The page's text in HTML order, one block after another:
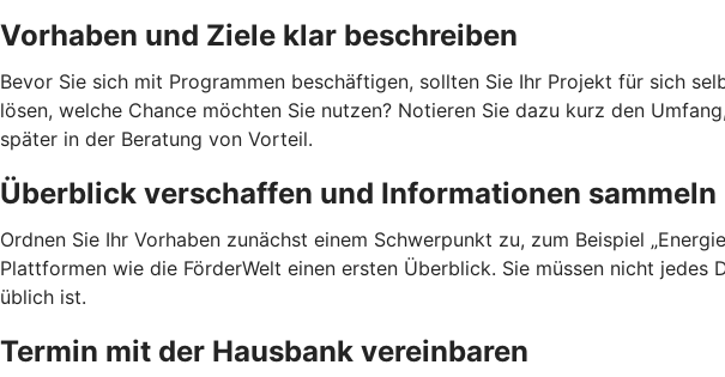
Vorhaben und Ziele klar beschreiben
Bevor Sie sich mit Programmen beschäftigen, sollten Sie Ihr Projekt für sich
lösen, welche Chance möchten Sie nutzen? Notieren Sie dazu kurz den
später in der Beratung von Vorteil.
Überblick verschaffen und Informationen sammeln
Ordnen Sie Ihr Vorhaben zunächst einem Schwerpunkt zu, zum Beispiel
Plattformen wie die FörderWelt einen ersten Überblick. Sie müssen nicht
üblich ist.
Termin mit der Hausbank vereinbaren